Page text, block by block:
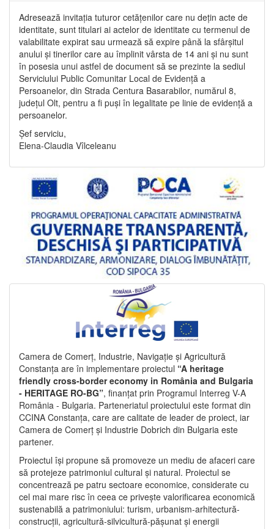
Adresează invitația tuturor cetățenilor care nu dețin acte de
identitate, sunt titulari ai actelor de identitate cu termenul de
valabilitate expirat sau urmează să expire până la sfârșitul
anului și tinerilor care au împlinit vârsta de 14 ani și nu sunt
în posesia unui astfel de document să se prezinte la sediul
Serviciului Public Comunitar Local de Evidență a
Persoanelor, din Strada Centura Basarabilor, numărul 8,
județul Olt, pentru a fi puși în legalitate pe linie de evidență a
persoanelor.
Șef serviciu,
Elena-Claudia Vîlceleanu
Camera de Comerț, Industrie, Navigație și Agricultură
Constanța are în implementare proiectul “A heritage
friendly cross-border economy in România and Bulgaria
- HERITAGE RO-BG”, finanțat prin Programul Interreg V-A
România - Bulgaria. Parteneriatul proiectului este format din
CCINA Constanța, care are calitate de leader de proiect, iar
Camera de Comerț și Industrie Dobrich din Bulgaria este
partener.
Proiectul își propune să promoveze un mediu de afaceri care
să protejeze patrimoniul cultural și natural. Proiectul se
concentrează pe patru sectoare economice, considerate cu
cel mai mare risc în ceea ce privește valorificarea economică
sustenabilă a patrimoniului: turism, urbanism-arhitectură-
construcții, agricultură-silvicultură-pășunat și energii